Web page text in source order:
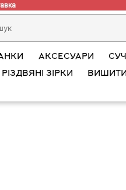
АКСЕСУАРИ
РІЗДВЯНІ ЗІРКИ